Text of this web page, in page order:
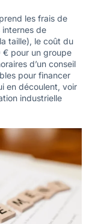
les frais de
de
taille), le coût du
pour un groupe
d’un conseil
pour financer
en découlent, voir
industrielle